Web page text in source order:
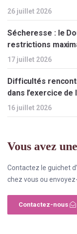
26 juillet 2026
Sécheresse : le
restrictions
17 juillet 2026
Difficultés
dans l’exercice de
16 juillet 2026
Vous avez
Contactez le guichet
chez vous ou
Contactez-nous